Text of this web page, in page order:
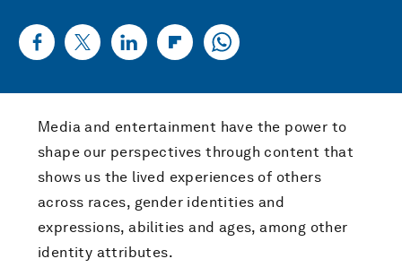
Media and entertainment have the power to
shape our perspectives through content that
shows us the lived experiences of others
across races, gender identities and
expressions, abilities and ages, among other
identity attributes.